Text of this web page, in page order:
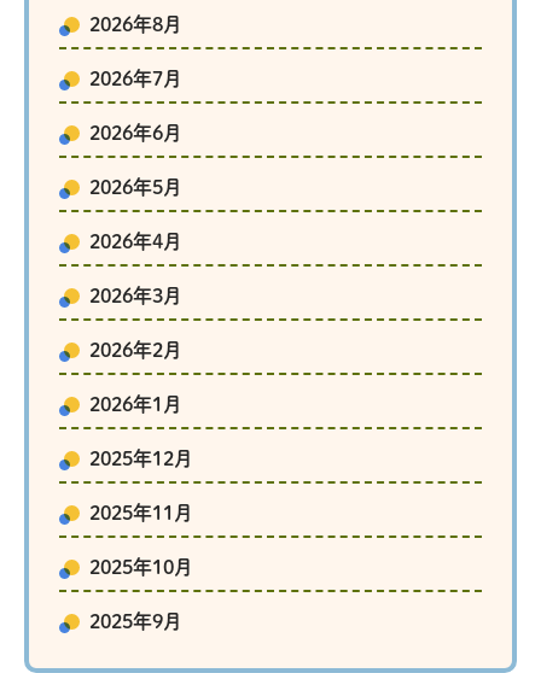
2026年8月
2026年7月
2026年6月
2026年5月
2026年4月
2026年3月
2026年2月
2026年1月
2025年12月
2025年11月
2025年10月
2025年9月